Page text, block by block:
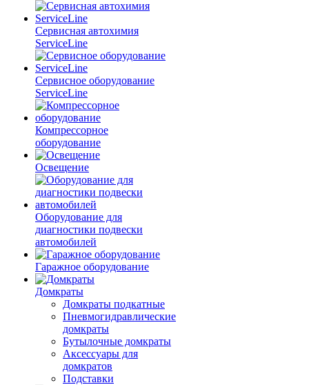
Сервисная автохимия
ServiceLine
Сервисное оборудование
ServiceLine
Компрессорное
оборудование
Освещение
Оборудование для
диагностики подвески
автомобилей
Гаражное оборудование
Домкраты
Домкраты подкатные
Пневмогидравлические
домкраты
Бутылочные домкраты
Аксессуары для
домкратов
Подставки